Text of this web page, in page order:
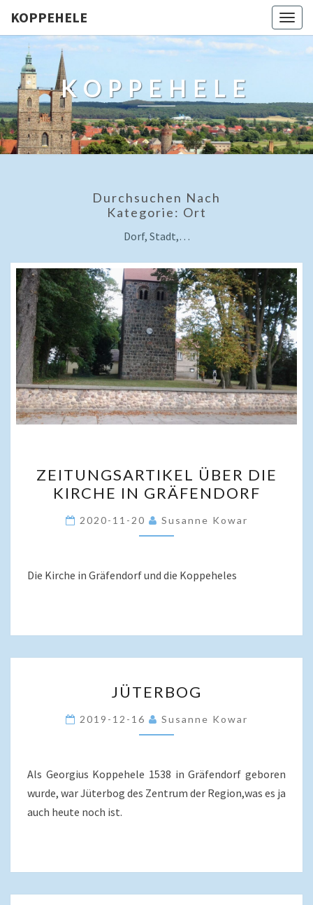
KOPPEHELE
KOPPEHELE
Durchsuchen Nach
Kategorie: Ort
Dorf, Stadt,…
ÜBER
DIE
KIRCHE
IN
ZEITUNGSARTIKEL ÜBER DIE
KIRCHE IN GRÄFENDORF
2020-11-20 Susanne Kowar
Die Kirche in Gräfendorf und die Koppeheles
JÜTERBOG
2019-12-16 Susanne Kowar
Als Georgius Koppehele 1538 in Gräfendorf geboren
wurde, war Jüterbog des Zentrum der Region,was es ja
auch heute noch ist.